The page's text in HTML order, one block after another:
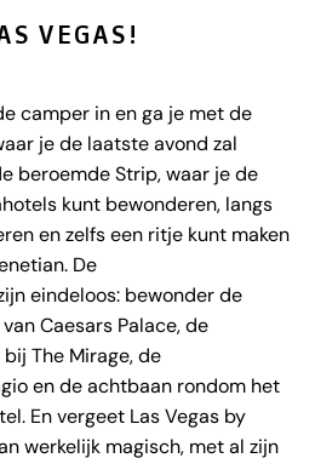
VEGAS!
camper in en ga je met de
je de laatste avond zal
beroemde Strip, waar je de
kunt bewonderen, langs
en zelfs een ritje kunt maken
De
eindeloos: bewonder de
Caesars Palace, de
The Mirage, de
en de achtbaan rondom het
En vergeet Las Vegas by
werkelijk magisch, met al zijn